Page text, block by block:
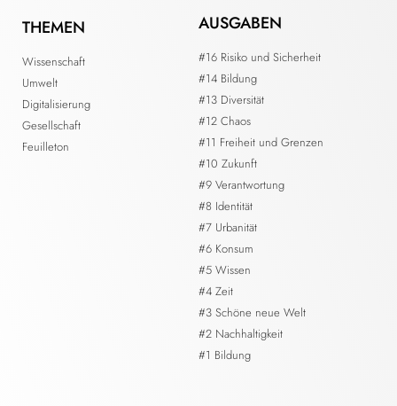
THEMEN
Wissenschaft
Umwelt
Digitalisierung
Gesellschaft
Feuilleton
AUSGABEN
#16 Risiko und Sicherheit
#14 Bildung
#13 Diversität
#12 Chaos
#11 Freiheit und Grenzen
#10 Zukunft
#9 Verantwortung
#8 Identität
#7 Urbanität
#6 Konsum
#5 Wissen
#4 Zeit
#3 Schöne neue Welt
#2 Nachhaltigkeit
#1 Bildung